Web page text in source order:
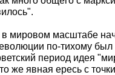
мировом масштабе
по-тихому был
период идея
же явная ересь с